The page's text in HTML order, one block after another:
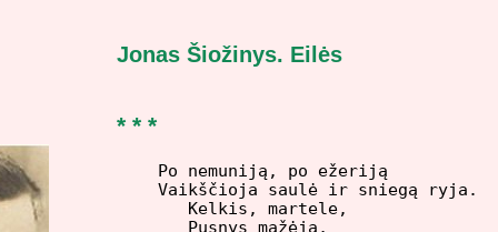
Jonas Šiožinys. Eilės
* * *
Po nemuniją, po ežeriją
Vaikščioja saulė ir sniegą ryja.
   Kelkis, martele,
   Pusnys mažėja,